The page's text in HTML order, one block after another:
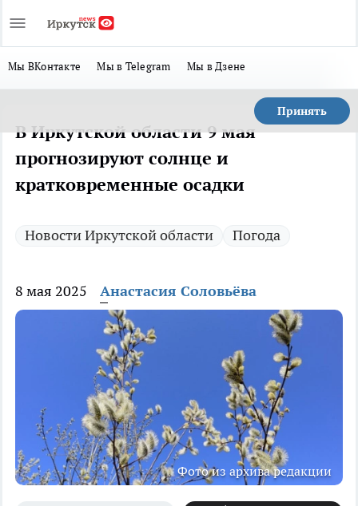
Мы ВКонтакте Мы в Telegram Мы в Дзене
Принять
В Иркутской области 9 мая
прогнозируют солнце и
кратковременные осадки
Новости Иркутской области Погода
8 мая 2025 Анастасия Соловьёва
Фото из архива редакции